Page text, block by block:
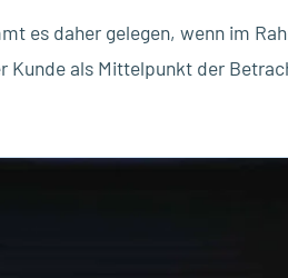
es daher gelegen, wenn im
als Mittelpunkt der